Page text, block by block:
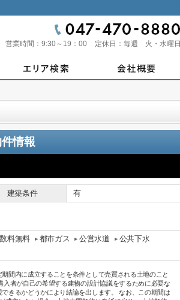
営業時間： 9:30～19：00 定休日： 毎週 火・水曜日
情報
建築条件 有
料無料 都市ガス 公営水道
公共下水
間内に成立することを条件として売買される土地のこと
者が自己の希望する建物の設計協議をするために必要な
きるかどうかにより結論を出します。 なお、この期間は